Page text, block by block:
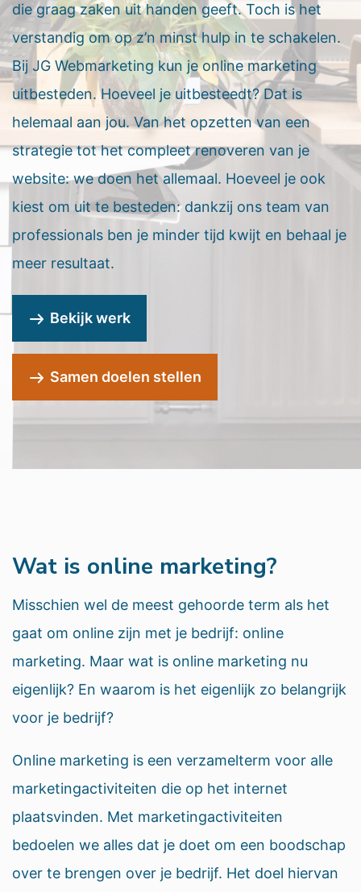
die graag zaken uit handen geeft. Toch is het
verstandig om op z’n minst hulp in te schakelen.
Bij JG Webmarketing kun je online marketing
uitbesteden. Hoeveel je uitbesteedt? Dat is
helemaal aan jou. Van het opzetten van een
strategie tot het compleet renoveren van je
website: we doen het allemaal. Hoeveel je ook
kiest om uit te besteden: dankzij ons team van
professionals ben je minder tijd kwijt en behaal je
meer resultaat.
Bekijk werk
Samen doelen stellen
Wat is online marketing?
Misschien wel de meest gehoorde term als het
gaat om online zijn met je bedrijf: online
marketing. Maar wat is online marketing nu
eigenlijk? En waarom is het eigenlijk zo belangrijk
voor je bedrijf?
Online marketing is een verzamelterm voor alle
marketingactiviteiten die op het internet
plaatsvinden. Met marketingactiviteiten
bedoelen we alles dat je doet om een boodschap
over te brengen over je bedrijf. Het doel hiervan